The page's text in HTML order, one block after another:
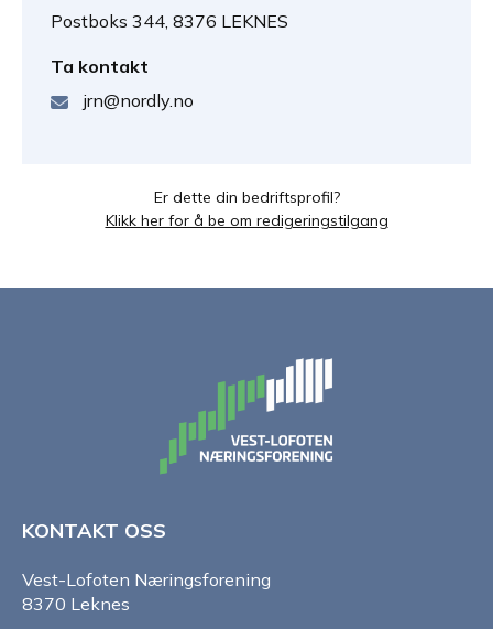
Postboks 344, 8376 LEKNES
Ta kontakt
jrn@nordly.no
Er dette din bedriftsprofil?
Klikk her for å be om redigeringstilgang
KONTAKT OSS
Vest-Lofoten Næringsforening
8370 Leknes